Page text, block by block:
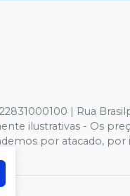
| Rua
ilustrativas - Os
por atacado, por